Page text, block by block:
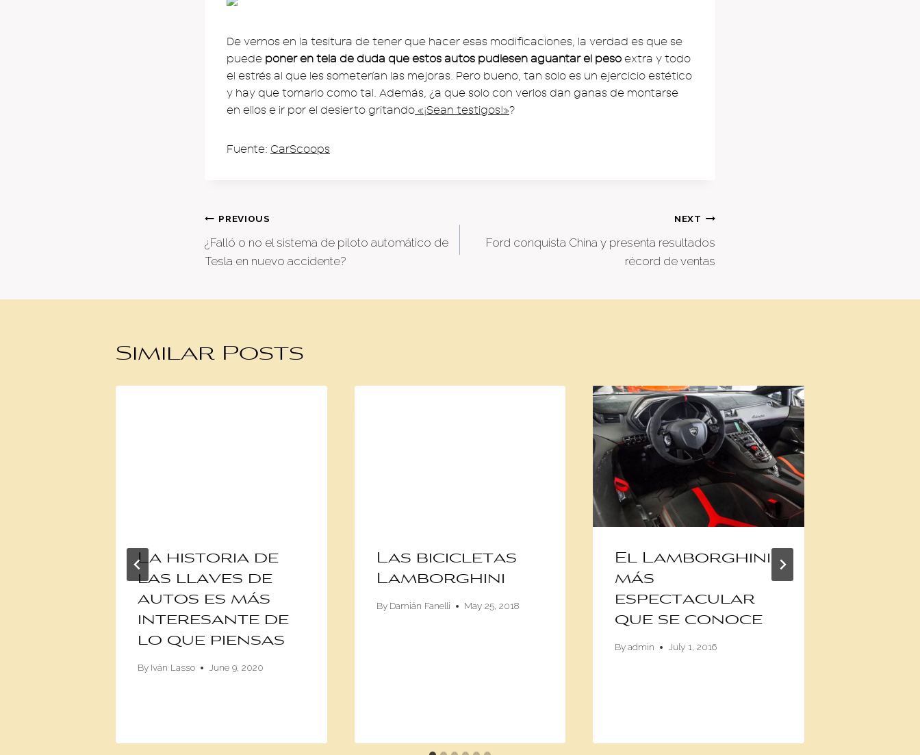
De vernos en la tesitura de tener que hacer esas modificaciones, la verdad es que se
puede poner en tela de duda que estos autos pudiesen aguantar el peso extra y todo
el estrés al que les someterían las mejoras. Pero bueno, tan solo es un ejercicio estético
y hay que tomarlo como tal. Además, ¿a que solo con verlos dan ganas de montarse
en ellos e ir por el desierto gritando «¡Sean testigos!»?
Fuente: CarScoops
Post
navigation
PREVIOUS
¿Falló o no el sistema de piloto automático de
Tesla en nuevo accidente?
NEXT
Ford conquista China y presenta resultados
récord de ventas
Similar Posts
La historia de
las llaves de
autos es más
interesante de
lo que piensas
By Iván Lasso June 9, 2020
Las bicicletas
Lamborghini
By Damián Fanelli May 25, 2018
El Lamborghini
más
espectacular
que se conoce
By admin July 1, 2016